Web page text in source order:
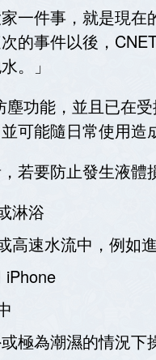
一件事，就是現
的事件以後，
。」
功能，並且已在
可能隨日常使用造
若要防止發生液體
淋浴
高速水流中，例如
iPhone
極為潮濕的情況下